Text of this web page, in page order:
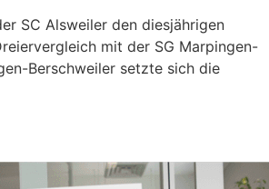
SC Alsweiler den diesjährigen
mit der SG Marpingen-
Berschweiler setzte sich die